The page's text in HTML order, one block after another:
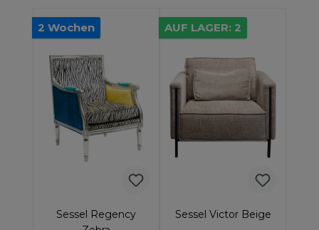
2 Wochen
Sessel Regency
AUF LAGER: 2
Sessel Victor Beige